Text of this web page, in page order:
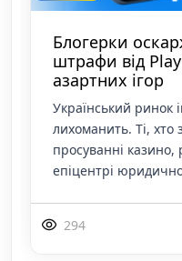
Блогерки
штрафи від
азартних ігор
Український ринок
лихоманить. Ті, хто
просуванні
епіцентрі
294